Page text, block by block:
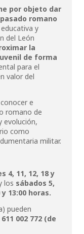
por objeto dar
romano
y
del León
la
de forma
para el
valor del
e
romano de
evolución,
como
militar.
4, 11, 12, 18 y
los sábados 5,
13:00 horas.
pueden
002 772 (de